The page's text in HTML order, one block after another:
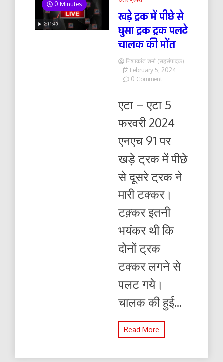
0 Minutes
खड़े ट्रक में पीछे से
घुसा ट्रक ट्रक पलटे
चालक की मोंत
निशाकांत शर्मा (सहसंपादक)
February 5, 2024
0 Commenton
से
ट्रक
ट्रक
पलटे
की
एटा – एटा 5
फरवरी 2024
एनएच 91 पर
खड़े ट्रक में पीछे
से दूसरे ट्रक ने
मारी टक्कर।
टक़्कर इतनी
भयंकर थी कि
दोनों ट्रक
टक्कर लगने से
पलट गये।
चालक की हुई...
Read More